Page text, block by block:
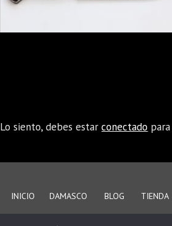
Lo siento, debes estarconectado
INICIO DAMASCO BLOG TIENDA